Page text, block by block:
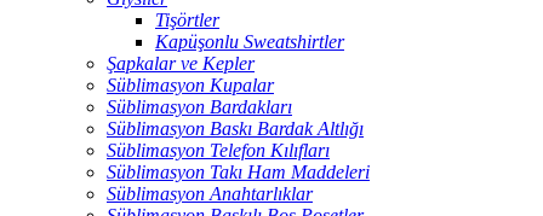
Tişörtler
Kapüşonlu Sweatshirtler
Şapkalar ve Kepler
Süblimasyon Kupalar
Süblimasyon Bardakları
Süblimasyon Baskı Bardak Altlığı
Süblimasyon Telefon Kılıfları
Süblimasyon Takı Ham Maddeleri
Süblimasyon Anahtarlıklar